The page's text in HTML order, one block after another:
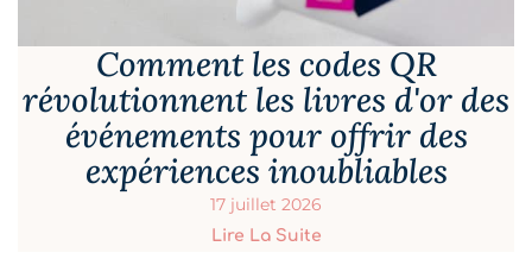
Comment les codes QR
révolutionnent les livres d'or des
événements pour offrir des
expériences inoubliables
17 juillet 2026
Lire La Suite